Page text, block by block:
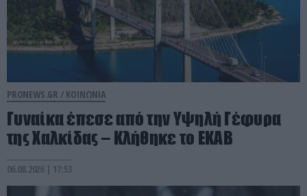
PRONEWS.GR / ΚΟΙΝΩΝΙΑ
Γυναίκα έπεσε από την Υψηλή Γέφυρα
της Χαλκίδας – Κλήθηκε το ΕΚΑΒ
06.08.2026 | 17:53